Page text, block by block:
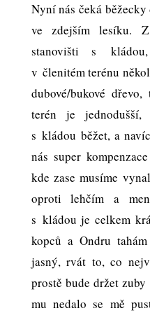
Nyní nás čeká
ve zdejším lesíku.
stanovišti s
v členitém terénu
dubové/bukové
terén je
s kládou běžet, a
nás super
kde zase musíme
oproti lehčím a
s kládou je celkem
kopců a Ondru
jasný, rvát to, co
prostě bude držet
mu nedalo se mě